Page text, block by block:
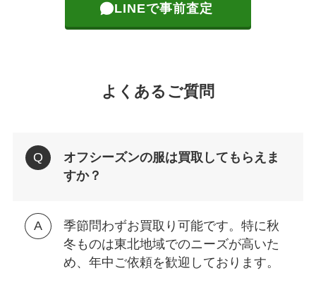
LINEで事前査定
よくあるご質問
オフシーズンの服は買取してもらえま
すか？
季節問わずお買取り可能です。特に秋
冬ものは東北地域でのニーズが高いた
め、年中ご依頼を歓迎しております。